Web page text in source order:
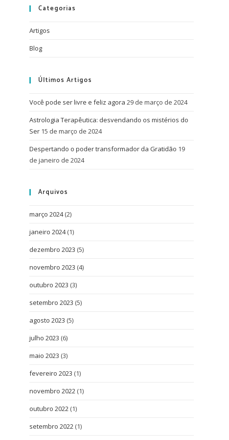
Categorias
Artigos
Blog
Últimos Artigos
Você pode ser livre e feliz agora 29 de março de 2024
Astrologia Terapêutica: desvendando os mistérios do
Ser 15 de março de 2024
Despertando o poder transformador da Gratidão 19
de janeiro de 2024
Arquivos
março 2024(2)
janeiro 2024(1)
dezembro 2023 (5)
novembro 2023 (4)
outubro 2023 (3)
setembro 2023 (5)
agosto 2023 (5)
julho 2023 (6)
maio 2023 (3)
fevereiro 2023 (1)
novembro 2022 (1)
outubro 2022 (1)
setembro 2022 (1)